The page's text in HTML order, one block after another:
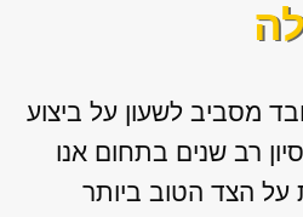
מסביב לשעון על ביצוע
רב שנים בתחום אנו
על הצד הטוב ביותר